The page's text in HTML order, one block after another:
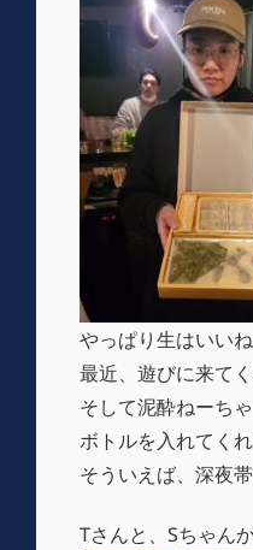
やっぱり生はいい
最近、遊びに来て
そして泥酔ねーち
ボトルを入れてく
そういえば、深夜
Tさんと、Sちゃん